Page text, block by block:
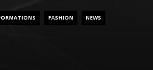
FASHION NEWS